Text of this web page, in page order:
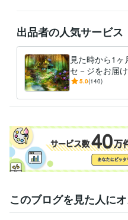
します。
ビジネス・クリエイティブツー
CapCut:1年InShot:5年Canva:3
得意分野
占い オラクルカードリーディング
出品者の人気サービス
見た時から1ヶ
セ－ジをお届
ュームたっぷ
5.0(140)
このブログを見た人に